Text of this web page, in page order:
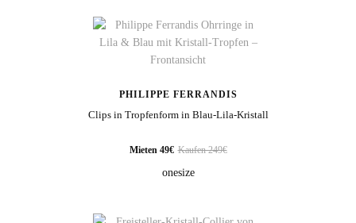
PHILIPPE FERRANDIS
Clips in Tropfenform in Blau-Lila-Kristall
Mieten 49€ Kaufen 249€
onesize